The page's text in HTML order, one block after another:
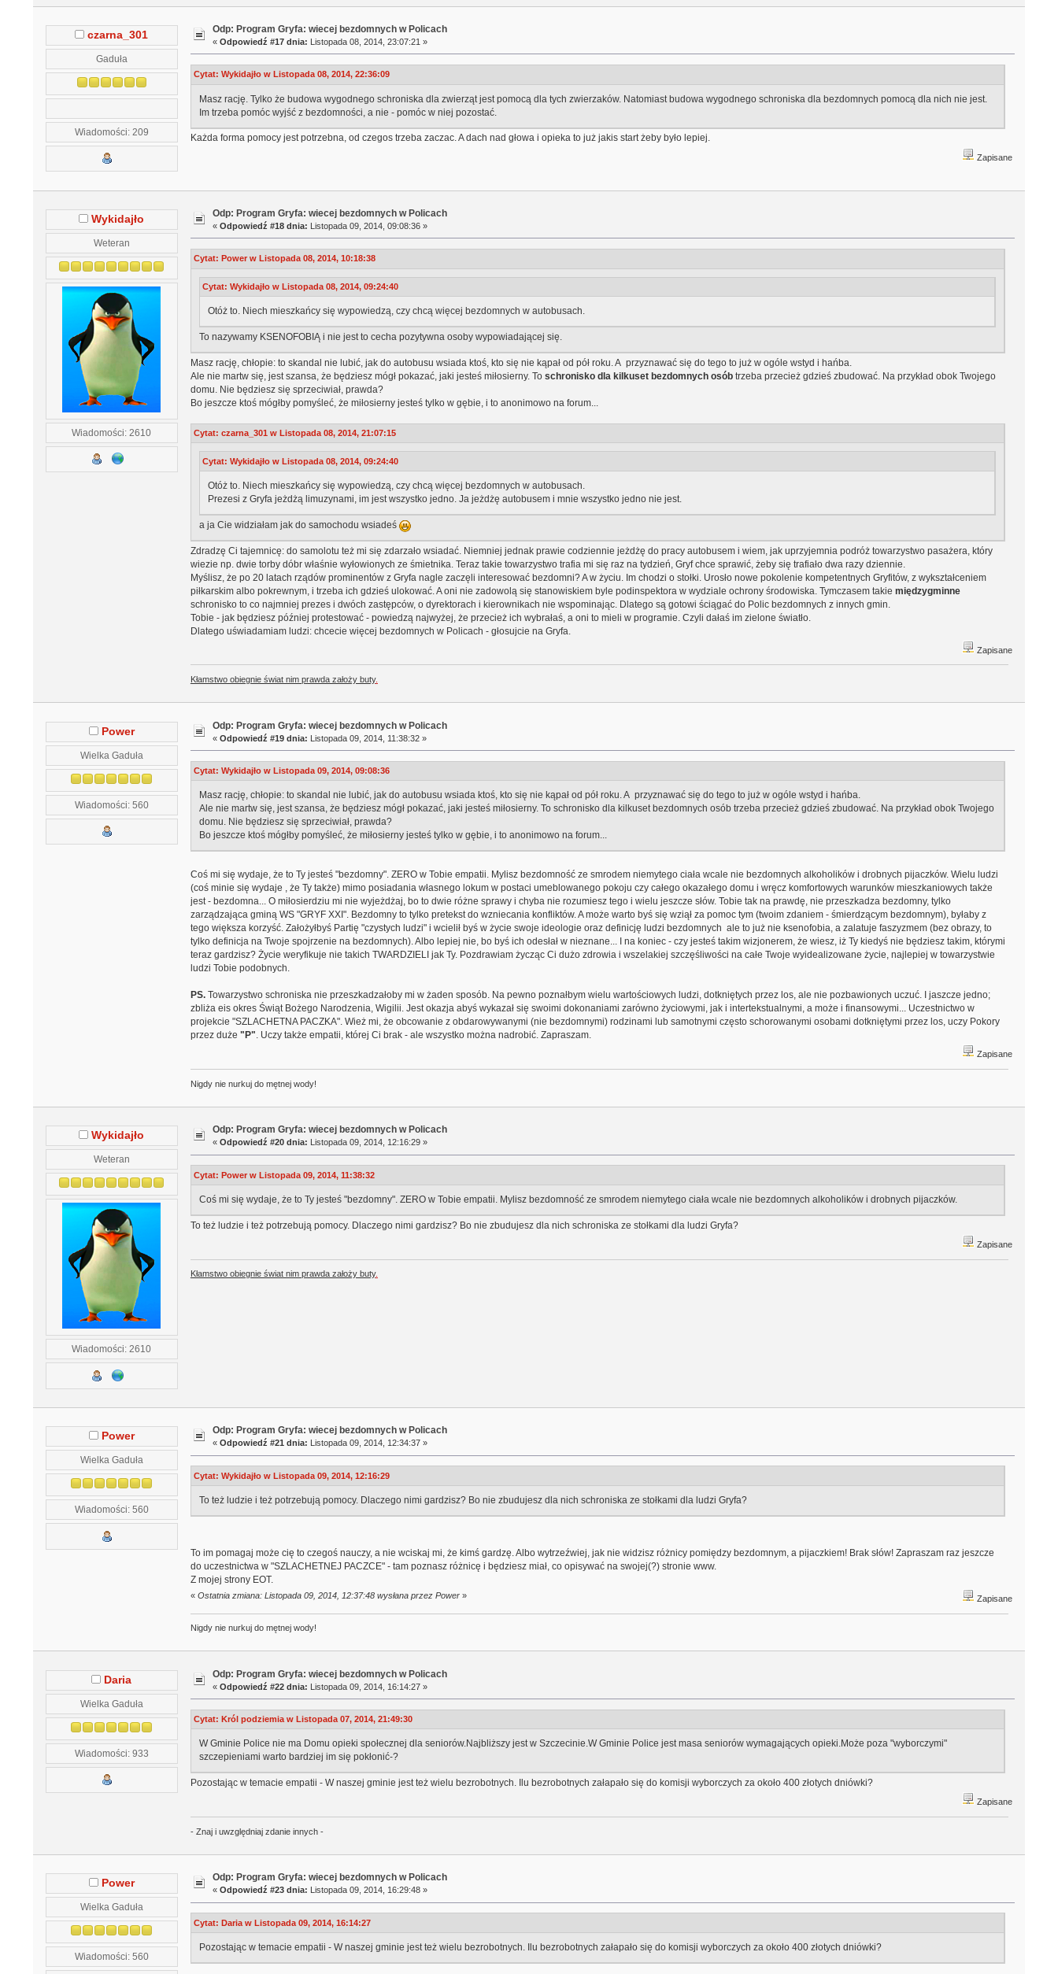
czarna_301
Gaduła
Wiadomości: 209
Odp: Program Gryfa: wiecej bezdomnych w Policach
«Odpowiedź #17 dnia: Listopada 08, 2014, 23:07:21 »
Cytat: Wykidajło w Listopada 08, 2014, 22:36:09
Masz rację. Tylko że budowa wygodnego schroniska dla zwierząt jest pomocą dla tych zwierzaków. Natomiast budowa wygodnego schroniska dla bezdomnych pomocą dla nich nie jest.
Im trzeba pomóc wyjść z bezdomności, a nie - pomóc w niej pozostać.
Każda forma pomocy jest potrzebna, od czegos trzeba zaczac. A dach nad głowa i opieka to już jakis start żeby było lepiej.
Zapisane
Wykidajło
Weteran
Wiadomości: 2610
Odp: Program Gryfa: wiecej bezdomnych w Policach
«Odpowiedź #18 dnia: Listopada 09, 2014, 09:08:36 »
Cytat: Power w Listopada 08, 2014, 10:18:38
Cytat: Wykidajło w Listopada 08, 2014, 09:24:40
Otóż to. Niech mieszkańcy się wypowiedzą, czy chcą więcej bezdomnych w autobusach.
To nazywamy KSENOFOBIĄ i nie jest to cecha pozytywna osoby wypowiadającej się.
Masz rację, chłopie: to skandal nie lubić, jak do autobusu wsiada ktoś, kto się nie kąpał od pół roku. A przyznawać się do tego to już w ogóle wstyd i hańba.
Ale nie martw się, jest szansa, że będziesz mógł pokazać, jaki jesteś miłosierny. To schronisko dla kilkuset bezdomnych osóbtrzeba przecież gdzieś zbudować. Na przykład obok Twojego
domu. Nie będziesz się sprzeciwiał, prawda?
Bo jeszcze ktoś mógłby pomyśleć, że miłosierny jesteś tylko w gębie, i to anonimowo na forum...
Cytat: czarna_301 w Listopada 08, 2014, 21:07:15
Cytat: Wykidajło w Listopada 08, 2014, 09:24:40
Otóż to. Niech mieszkańcy się wypowiedzą, czy chcą więcej bezdomnych w autobusach.
Prezesi z Gryfa jeżdżą limuzynami, im jest wszystko jedno. Ja jeżdżę autobusem i mnie wszystko jedno nie jest.
a ja Cie widziałam jak do samochodu wsiadeś
Zdradzę Ci tajemnicę: do samolotu też mi się zdarzało wsiadać. Niemniej jednak prawie codziennie jeżdżę do pracy autobusem i wiem, jak uprzyjemnia podróż towarzystwo pasażera, który
wiezie np. dwie torby dóbr właśnie wyłowionych ze śmietnika. Teraz takie towarzystwo trafia mi się raz na tydzień, Gryf chce sprawić, żeby się trafiało dwa razy dziennie.
Myślisz, że po 20 latach rządów prominentów z Gryfa nagle zaczęli interesować bezdomni? A w życiu. Im chodzi o stołki. Urosło nowe pokolenie kompetentnych Gryfitów, z wykształceniem
piłkarskim albo pokrewnym, i trzeba ich gdzieś ulokować. A oni nie zadowolą się stanowiskiem byle podinspektora w wydziale ochrony środowiska. Tymczasem takie międzygminne
schronisko to co najmniej prezes i dwóch zastępców, o dyrektorach i kierownikach nie wspominając. Dlatego są gotowi ściągać do Polic bezdomnych z innych gmin.
Tobie - jak będziesz później protestować - powiedzą najwyżej, że przecież ich wybrałaś, a oni to mieli w programie. Czyli dałaś im zielone światło.
Dlatego uświadamiam ludzi: chcecie więcej bezdomnych w Policach - głosujcie na Gryfa.
Zapisane
Kłamstwo obiegnie świat nim prawda założy buty.
Power
Wielka Gaduła
Wiadomości: 560
Odp: Program Gryfa: wiecej bezdomnych w Policach
«Odpowiedź #19 dnia: Listopada 09, 2014, 11:38:32 »
Cytat: Wykidajło w Listopada 09, 2014, 09:08:36
Masz rację, chłopie: to skandal nie lubić, jak do autobusu wsiada ktoś, kto się nie kąpał od pół roku. A przyznawać się do tego to już w ogóle wstyd i hańba.
Ale nie martw się, jest szansa, że będziesz mógł pokazać, jaki jesteś miłosierny. To schronisko dla kilkuset bezdomnych osób trzeba przecież gdzieś zbudować. Na przykład obok Twojego
domu. Nie będziesz się sprzeciwiał, prawda?
Bo jeszcze ktoś mógłby pomyśleć, że miłosierny jesteś tylko w gębie, i to anonimowo na forum...
Coś mi się wydaje, że to Ty jesteś "bezdomny". ZERO w Tobie empatii. Mylisz bezdomność ze smrodem niemytego ciała wcale nie bezdomnych alkoholików i drobnych pijaczków. Wielu ludzi
(coś minie się wydaje , że Ty także) mimo posiadania własnego lokum w postaci umeblowanego pokoju czy całego okazałego domu i wręcz komfortowych warunków mieszkaniowych także
jest - bezdomna... O miłosierdziu mi nie wyjeżdżaj, bo to dwie różne sprawy i chyba nie rozumiesz tego i wielu jeszcze słów. Tobie tak na prawdę, nie przeszkadza bezdomny, tylko
zarządzająca gminą WS "GRYF XXI". Bezdomny to tylko pretekst do wzniecania konfliktów. A może warto byś się wziął za pomoc tym (twoim zdaniem - śmierdzącym bezdomnym), byłaby z
tego większa korzyść. Założyłbyś Partię "czystych ludzi" i wcielił byś w życie swoje ideologie oraz definicję ludzi bezdomnych ale to już nie ksenofobia, a zalatuje faszyzmem (bez obrazy, to
tylko definicja na Twoje spojrzenie na bezdomnych). Albo lepiej nie, bo byś ich odesłał w nieznane... I na koniec - czy jesteś takim wizjonerem, że wiesz, iż Ty kiedyś nie będziesz takim, którymi
teraz gardzisz? Życie weryfikuje nie takich TWARDZIELI jak Ty. Pozdrawiam życząc Ci dużo zdrowia i wszelakiej szczęśliwości na całe Twoje wyidealizowane życie, najlepiej w towarzystwie
ludzi Tobie podobnych.
PS.Towarzystwo schroniska nie przeszkadzałoby mi w żaden sposób. Na pewno poznałbym wielu wartościowych ludzi, dotkniętych przez los, ale nie pozbawionych uczuć. I jaszcze jedno;
zbliża eis okres Świąt Bożego Narodzenia, Wigilii. Jest okazja abyś wykazał się swoimi dokonaniami zarówno życiowymi, jak i intertekstualnymi, a może i finansowymi... Uczestnictwo w
projekcie "SZLACHETNA PACZKA". Wież mi, że obcowanie z obdarowywanymi (nie bezdomnymi) rodzinami lub samotnymi często schorowanymi osobami dotkniętymi przez los, uczy Pokory
przez duże "P". Uczy także empatii, której Ci brak - ale wszystko można nadrobić. Zapraszam.
Zapisane
Nigdy nie nurkuj do mętnej wody!
Wykidajło
Weteran
Wiadomości: 2610
Odp: Program Gryfa: wiecej bezdomnych w Policach
«Odpowiedź #20 dnia: Listopada 09, 2014, 12:16:29 »
Cytat: Power w Listopada 09, 2014, 11:38:32
Coś mi się wydaje, że to Ty jesteś "bezdomny". ZERO w Tobie empatii. Mylisz bezdomność ze smrodem niemytego ciała wcale nie bezdomnych alkoholików i drobnych pijaczków.
To też ludzie i też potrzebują pomocy. Dlaczego nimi gardzisz? Bo nie zbudujesz dla nich schroniska ze stołkami dla ludzi Gryfa?
Zapisane
Kłamstwo obiegnie świat nim prawda założy buty.
Power
Wielka Gaduła
Wiadomości: 560
Odp: Program Gryfa: wiecej bezdomnych w Policach
«Odpowiedź #21 dnia: Listopada 09, 2014, 12:34:37 »
Cytat: Wykidajło w Listopada 09, 2014, 12:16:29
To też ludzie i też potrzebują pomocy. Dlaczego nimi gardzisz? Bo nie zbudujesz dla nich schroniska ze stołkami dla ludzi Gryfa?
To im pomagaj może cię to czegoś nauczy, a nie wciskaj mi, że kimś gardzę. Albo wytrzeźwiej, jak nie widzisz różnicy pomiędzy bezdomnym, a pijaczkiem! Brak słów! Zapraszam raz jeszcze
do uczestnictwa w "SZLACHETNEJ PACZCE" - tam poznasz różnicę i będziesz miał, co opisywać na swojej(?) stronie www.
Z mojej strony EOT.
« Ostatnia zmiana: Listopada 09, 2014, 12:37:48 wysłana przez Power» Zapisane
Nigdy nie nurkuj do mętnej wody!
Daria
Wielka Gaduła
Wiadomości: 933
Odp: Program Gryfa: wiecej bezdomnych w Policach
«Odpowiedź #22 dnia: Listopada 09, 2014, 16:14:27 »
Cytat: Król podziemia w Listopada 07, 2014, 21:49:30
W Gminie Police nie ma Domu opieki społecznej dla seniorów.Najbliższy jest w Szczecinie.W Gminie Police jest masa seniorów wymagających opieki.Może poza "wyborczymi"
szczepieniami warto bardziej im się pokłonić-?
Pozostając w temacie empatii - W naszej gminie jest też wielu bezrobotnych. Ilu bezrobotnych załapało się do komisji wyborczych za około 400 złotych dniówki?
Zapisane
- Znaj i uwzględniaj zdanie innych -
Power
Wielka Gaduła
Wiadomości: 560
Odp: Program Gryfa: wiecej bezdomnych w Policach
«Odpowiedź #23 dnia: Listopada 09, 2014, 16:29:48 »
Cytat: Daria w Listopada 09, 2014, 16:14:27
Pozostając w temacie empatii - W naszej gminie jest też wielu bezrobotnych. Ilu bezrobotnych załapało się do komisji wyborczych za około 400 złotych dniówki?